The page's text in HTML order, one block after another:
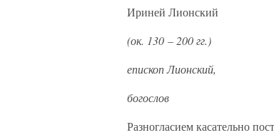
Ириней Лионский
(ок. 130 – 200 гг.)
епископ Лионский,
богослов
Разногласием касательно